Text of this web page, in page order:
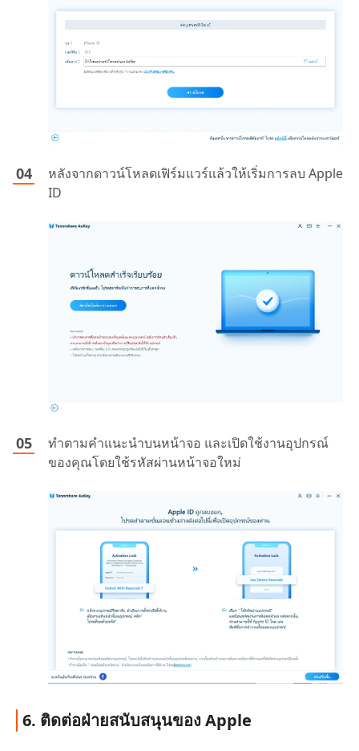
หลังจากดาวน์โหลดเฟิร์มแวร์แล้วให้เริ่มการลบ Apple
ID
ทำตามคำแนะนำบนหน้าจอ และเปิดใช้งานอุปกรณ์
ของคุณโดยใช้รหัสผ่านหน้าจอใหม่
6. ติดต่อฝ่ายสนับสนุนของ Apple